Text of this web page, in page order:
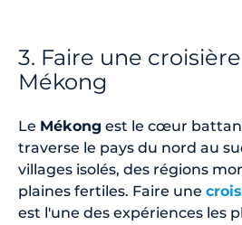
3. Faire une
Mékong
Le Mékong est le cœur
traverse le pays du nord au
villages isolés, des régions
plaines fertiles. Faire une
est l'une des expériences les